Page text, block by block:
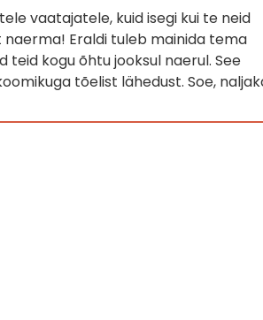
vaatajatele, kuid isegi kui te neid
Eraldi tuleb mainida tema
teid kogu õhtu jooksul naerul. See
tõelist lähedust. Soe,